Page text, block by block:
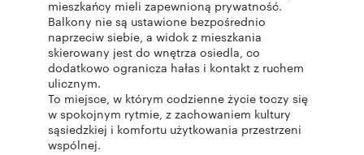
mieszkańcy mieli zapewnioną prywatność.
Balkony nie są ustawione bezpośrednio
naprzeciw siebie, a widok z mieszkania
skierowany jest do wnętrza osiedla, co
dodatkowo ogranicza hałas i kontakt z ruchem
ulicznym.
To miejsce, w którym codzienne życie toczy się
w spokojnym rytmie, z zachowaniem kultury
sąsiedzkiej i komfortu użytkowania przestrzeni
wspólnej.